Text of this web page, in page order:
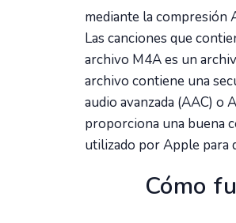
mediante la compresión
Las canciones que
archivo M4A es un
archivo contiene una
audio avanzada (AAC) o
proporciona una buena
utilizado por Apple para
Cómo